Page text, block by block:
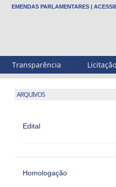
EMENDAS PARLAMENTARES |
Transparência Licitação
ARQUIVOS
Edital
Homologação